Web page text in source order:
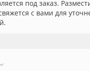
под заказ.
с вами для